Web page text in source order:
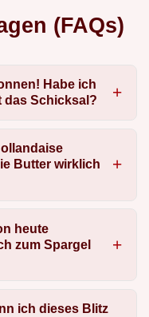
(FAQs)
Habe ich
das Schicksal?
Butter wirklich
heute
zum Spargel
ich dieses Blitz